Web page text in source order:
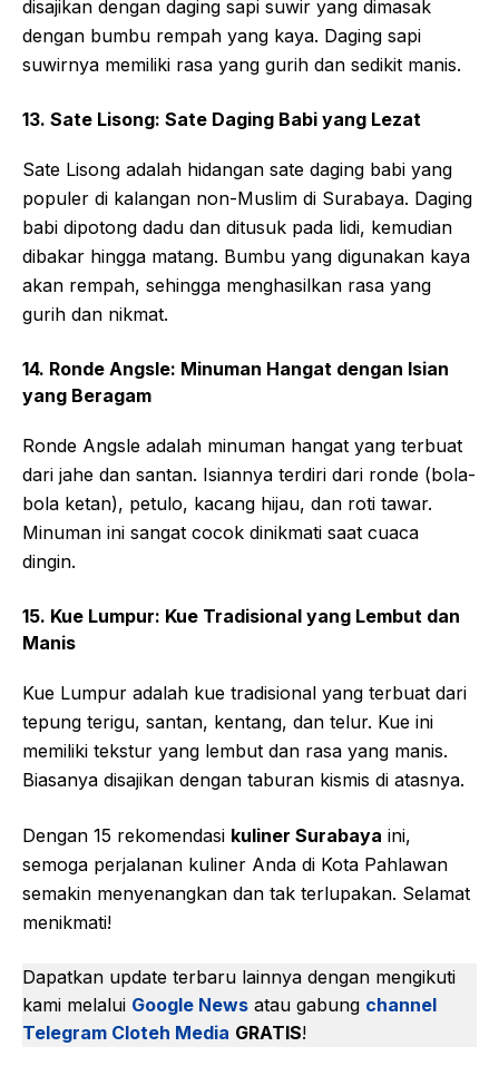
disajikan dengan daging sapi suwir yang dimasak
dengan bumbu rempah yang kaya. Daging sapi
suwirnya memiliki rasa yang gurih dan sedikit manis.
13. Sate Lisong: Sate Daging Babi yang Lezat
Sate Lisong adalah hidangan sate daging babi yang
populer di kalangan non-Muslim di Surabaya. Daging
babi dipotong dadu dan ditusuk pada lidi, kemudian
dibakar hingga matang. Bumbu yang digunakan kaya
akan rempah, sehingga menghasilkan rasa yang
gurih dan nikmat.
14. Ronde Angsle: Minuman Hangat dengan Isian
yang Beragam
Ronde Angsle adalah minuman hangat yang terbuat
dari jahe dan santan. Isiannya terdiri dari ronde (bola-
bola ketan), petulo, kacang hijau, dan roti tawar.
Minuman ini sangat cocok dinikmati saat cuaca
dingin.
15. Kue Lumpur: Kue Tradisional yang Lembut dan
Manis
Kue Lumpur adalah kue tradisional yang terbuat dari
tepung terigu, santan, kentang, dan telur. Kue ini
memiliki tekstur yang lembut dan rasa yang manis.
Biasanya disajikan dengan taburan kismis di atasnya.
Dengan 15 rekomendasi kuliner Surabaya ini,
semoga perjalanan kuliner Anda di Kota Pahlawan
semakin menyenangkan dan tak terlupakan. Selamat
menikmati!
Dapatkan update terbaru lainnya dengan mengikuti
kami melalui Google News atau gabung channel
Telegram Cloteh Media GRATIS!